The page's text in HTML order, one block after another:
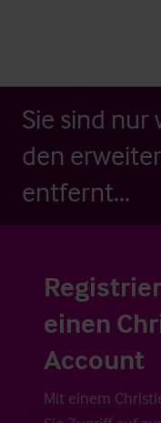
Sie sind nur
den
entfernt...
einen
Account
Mit einem